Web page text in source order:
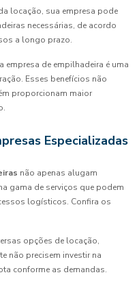
locação, sua empresa pode
necessárias, de acordo
a longo prazo.
empresa de empilhadeira é uma
Esses benefícios não
proporcionam maior
Especializadas
não apenas alugam
gama de serviços que podem
logísticos. Confira os
opções de locação,
não precisem investir na
conforme as demandas.